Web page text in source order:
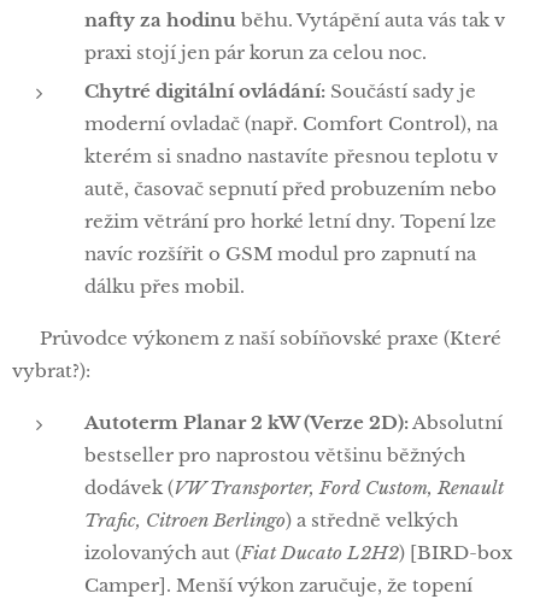
nafty za hodinu běhu. Vytápění auta vás tak v
praxi stojí jen pár korun za celou noc.
Chytré digitální ovládání: Součástí sady je
moderní ovladač (např. Comfort Control), na
kterém si snadno nastavíte přesnou teplotu v
autě, časovač sepnutí před probuzením nebo
režim větrání pro horké letní dny. Topení lze
navíc rozšířit o GSM modul pro zapnutí na
dálku přes mobil.
📊 Průvodce výkonem z naší sobíňovské praxe (Které
vybrat?):
Autoterm Planar 2 kW (Verze 2D): Absolutní
bestseller pro naprostou většinu běžných
dodávek (VW Transporter, Ford Custom, Renault
Trafic, Citroen Berlingo) a středně velkých
izolovaných aut (Fiat Ducato L2H2) [BIRD-box
Camper]. Menší výkon zaručuje, že topení